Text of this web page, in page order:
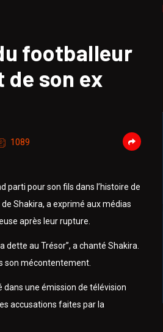
footballeur
son ex
1089
parti pour son fils dans l’histoire de
Shakira, a exprimé aux médias
après leur rupture.
dette au Trésor”, a chanté Shakira.
son mécontentement.
dans une émission de télévision
accusations faites par la